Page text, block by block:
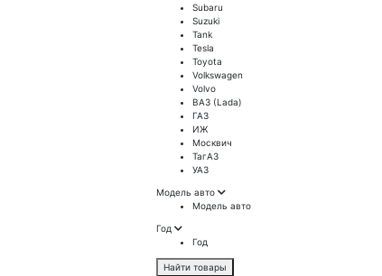
Subaru
Suzuki
Tank
Tesla
Toyota
Volkswagen
Volvo
ВАЗ (Lada)
ГАЗ
ИЖ
Москвич
ТагАЗ
УАЗ
Модель авто
Модель авто
Год
Год
Найти товары